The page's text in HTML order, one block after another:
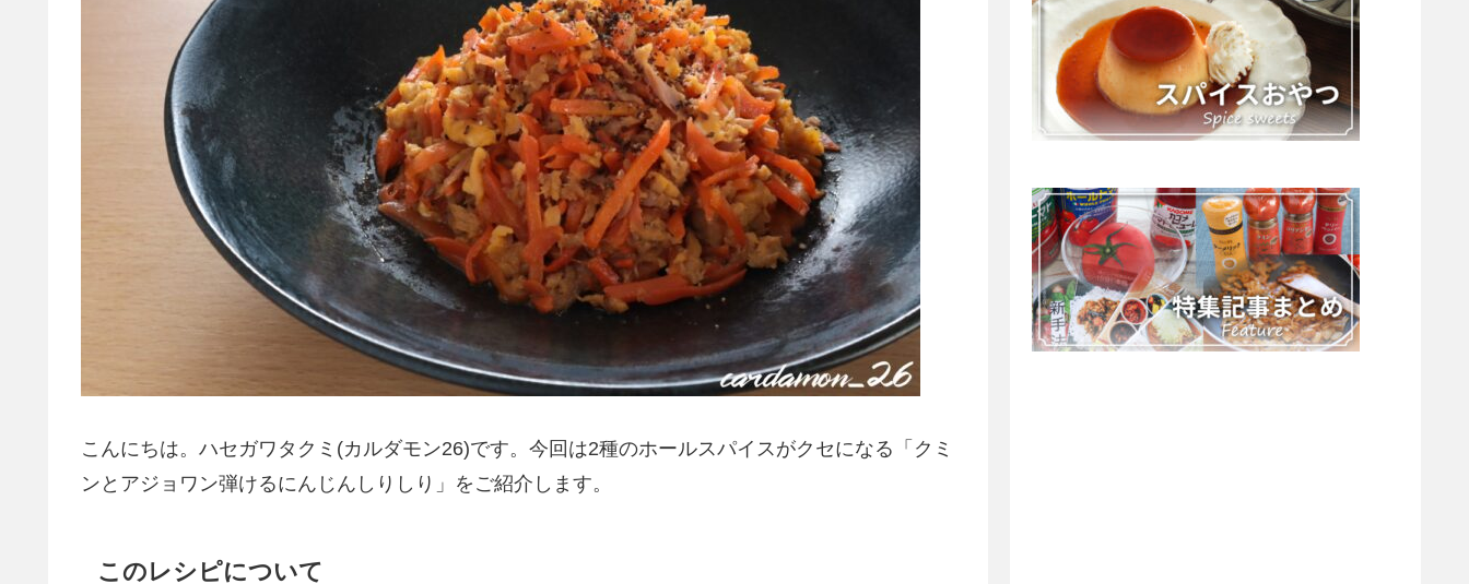
こんにちは。ハセガワタクミ(カルダモン26)です。今回は2種のホールスパイスがクセになる「クミ
ンとアジョワン弾けるにんじんしりしり」をご紹介します。
このレシピについて